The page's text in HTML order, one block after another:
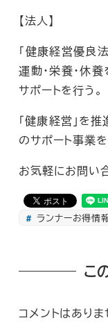
【法人】
「健康経営優良
運動・栄養・休
サポートを行う。
「健康経営」を
のサポート事業を
お気軽にお問い
ランナーお得情
こ
コメントはありま